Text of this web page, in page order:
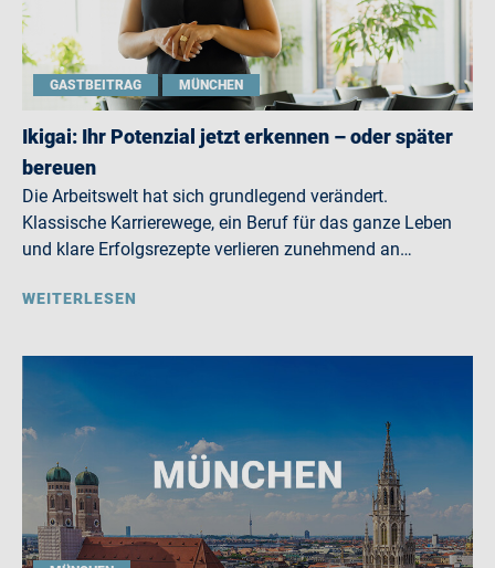
GASTBEITRAG MÜNCHEN
Ikigai: Ihr Potenzial jetzt erkennen – oder später
bereuen
Die Arbeitswelt hat sich grundlegend verändert.
Klassische Karrierewege, ein Beruf für das ganze Leben
und klare Erfolgsrezepte verlieren zunehmend an…
WEITERLESEN